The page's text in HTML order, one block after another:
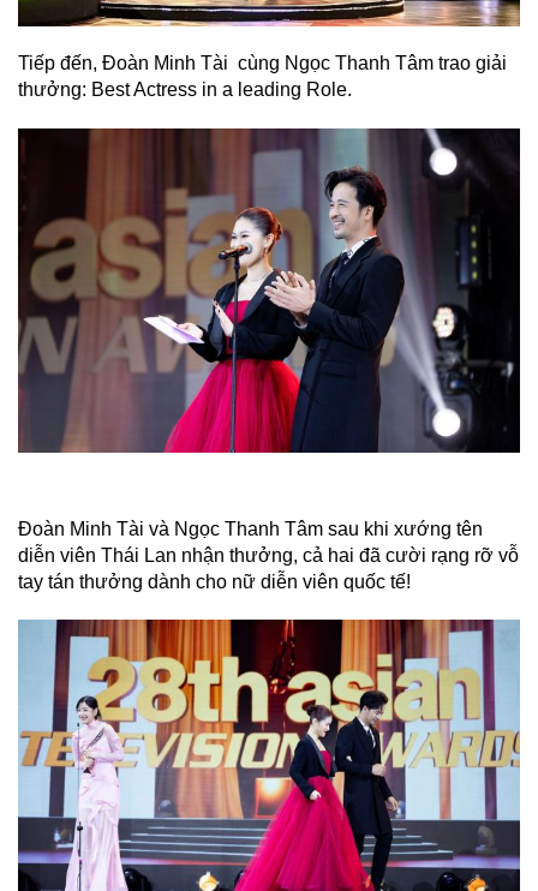
Tiếp đến, Đoàn Minh Tài cùng Ngọc Thanh Tâm trao giải
thưởng: Best Actress in a leading Role.
Đoàn Minh Tài và Ngọc Thanh Tâm sau khi xướng tên
diễn viên Thái Lan nhận thưởng, cả hai đã cười rạng rỡ vỗ
tay tán thưởng dành cho nữ diễn viên quốc tế!